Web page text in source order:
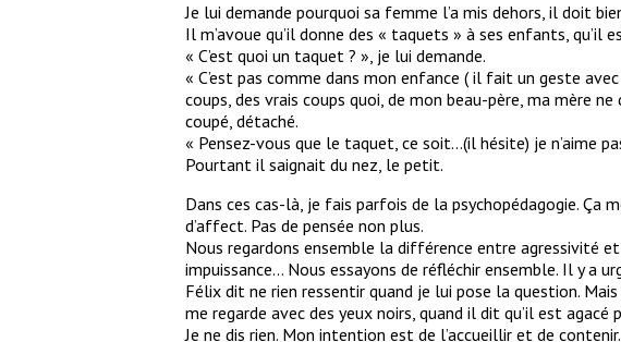
Je lui demande pourquoi sa femme l’a mis dehors, il doit
Il m’avoue qu’il donne des « taquets » à ses enfants,
« C’est quoi un taquet ? », je lui demande.
« C’est pas comme dans mon enfance ( il fait un geste
coups, des vrais coups quoi, de mon beau-père, ma mère
coupé, détaché.
« Pensez-vous que le taquet, ce soit…(il hésite) je n’aime
Pourtant il saignait du nez, le petit.
Dans ces cas-là, je fais parfois de la psychopédagogie. Ça
d’affect. Pas de pensée non plus.
Nous regardons ensemble la différence entre agressivité
impuissance... Nous essayons de réfléchir ensemble. Il y a
Félix dit ne rien ressentir quand je lui pose la question.
me regarde avec des yeux noirs, quand il dit qu’il est
Je ne dis rien. Mon intention est de l’accueillir et de